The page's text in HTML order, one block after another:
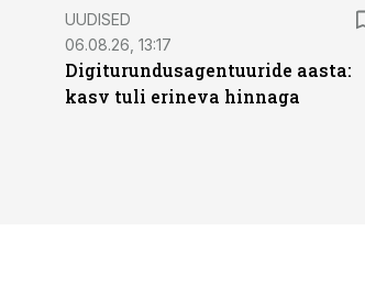
UUDISED
06.08.26, 13:17
Digiturundusagentuuride aasta:
kasv tuli erineva hinnaga